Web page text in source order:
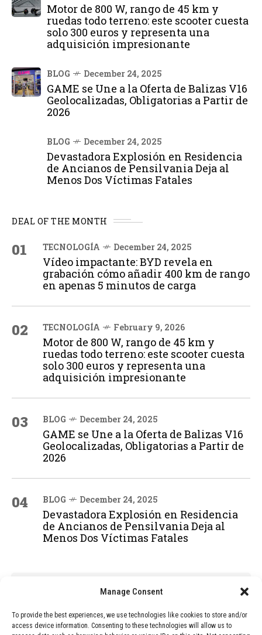
Manage Consent
To provide the best experiences, we use technologies like cookies to store and/or
access device information. Consenting to these technologies will allow us to
Motor de 800 W, rango de 45 km y
ruedas todo terreno: este scooter cuesta
solo 300 euros y representa una
adquisición impresionante
BLOG December 24, 2025
GAME se Une a la Oferta de Balizas V16
Geolocalizadas, Obligatorias a Partir de
2026
BLOG December 24, 2025
Devastadora Explosión en Residencia
de Ancianos de Pensilvania Deja al
Menos Dos Víctimas Fatales
DEAL OF THE MONTH
01 TECNOLOGÍA December 24, 2025
Vídeo impactante: BYD revela en
grabación cómo añadir 400 km de rango
en apenas 5 minutos de carga
02 TECNOLOGÍA February 9, 2026
Motor de 800 W, rango de 45 km y
ruedas todo terreno: este scooter cuesta
solo 300 euros y representa una
adquisición impresionante
03 BLOG December 24, 2025
GAME se Une a la Oferta de Balizas V16
Geolocalizadas, Obligatorias a Partir de
2026
04 BLOG December 24, 2025
Devastadora Explosión en Residencia
de Ancianos de Pensilvania Deja al
Menos Dos Víctimas Fatales